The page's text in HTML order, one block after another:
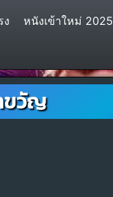
ง หนังเข้าใหม่ 2025
ขวัญ